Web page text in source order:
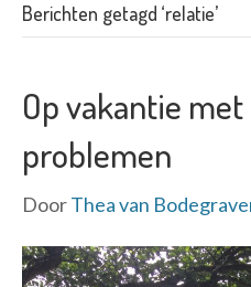
Berichten getagd ‘relatie’
Op vakantie
problemen
DoorThea van